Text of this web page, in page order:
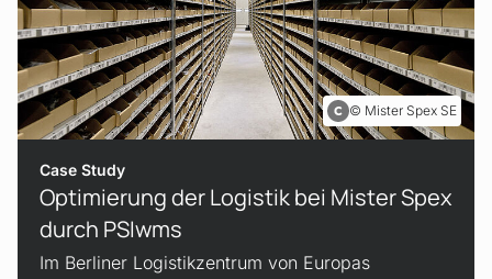
Mister Spex SE
Case Study
Optimierung der Logistik bei Mister Spex
durch PSIwms
Im Berliner Logistikzentrum von Europas